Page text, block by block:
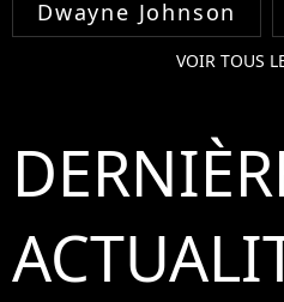
Dwayne Johnson
VOIR TOUS